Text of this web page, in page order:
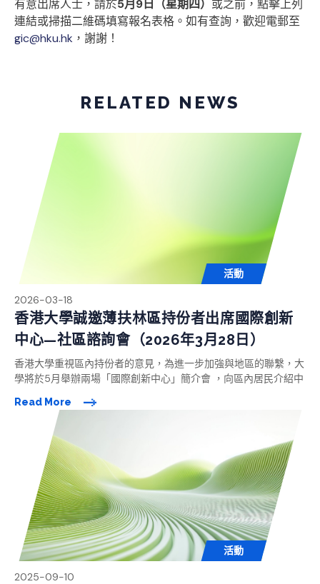
有意出席人士，請於5月9日（星期四） 或之前，點擊上列
連結或掃描二維碼填寫報名表格。如有查詢，歡迎電郵至
gic@hku.hk ，謝謝！
RELATED NEWS
活動
2026-03-18
香港大學誠邀薄扶林區持份者出席國際創新
中心—社區諮詢會（2026年3月28日）
香港大學重視區內持份者的意見，為進一步加強與地區的聯繫，大
學將於5月舉辦兩場「國際創新中心」簡介會 ，向區內居民介紹中
Read More
活動
2025-09-10